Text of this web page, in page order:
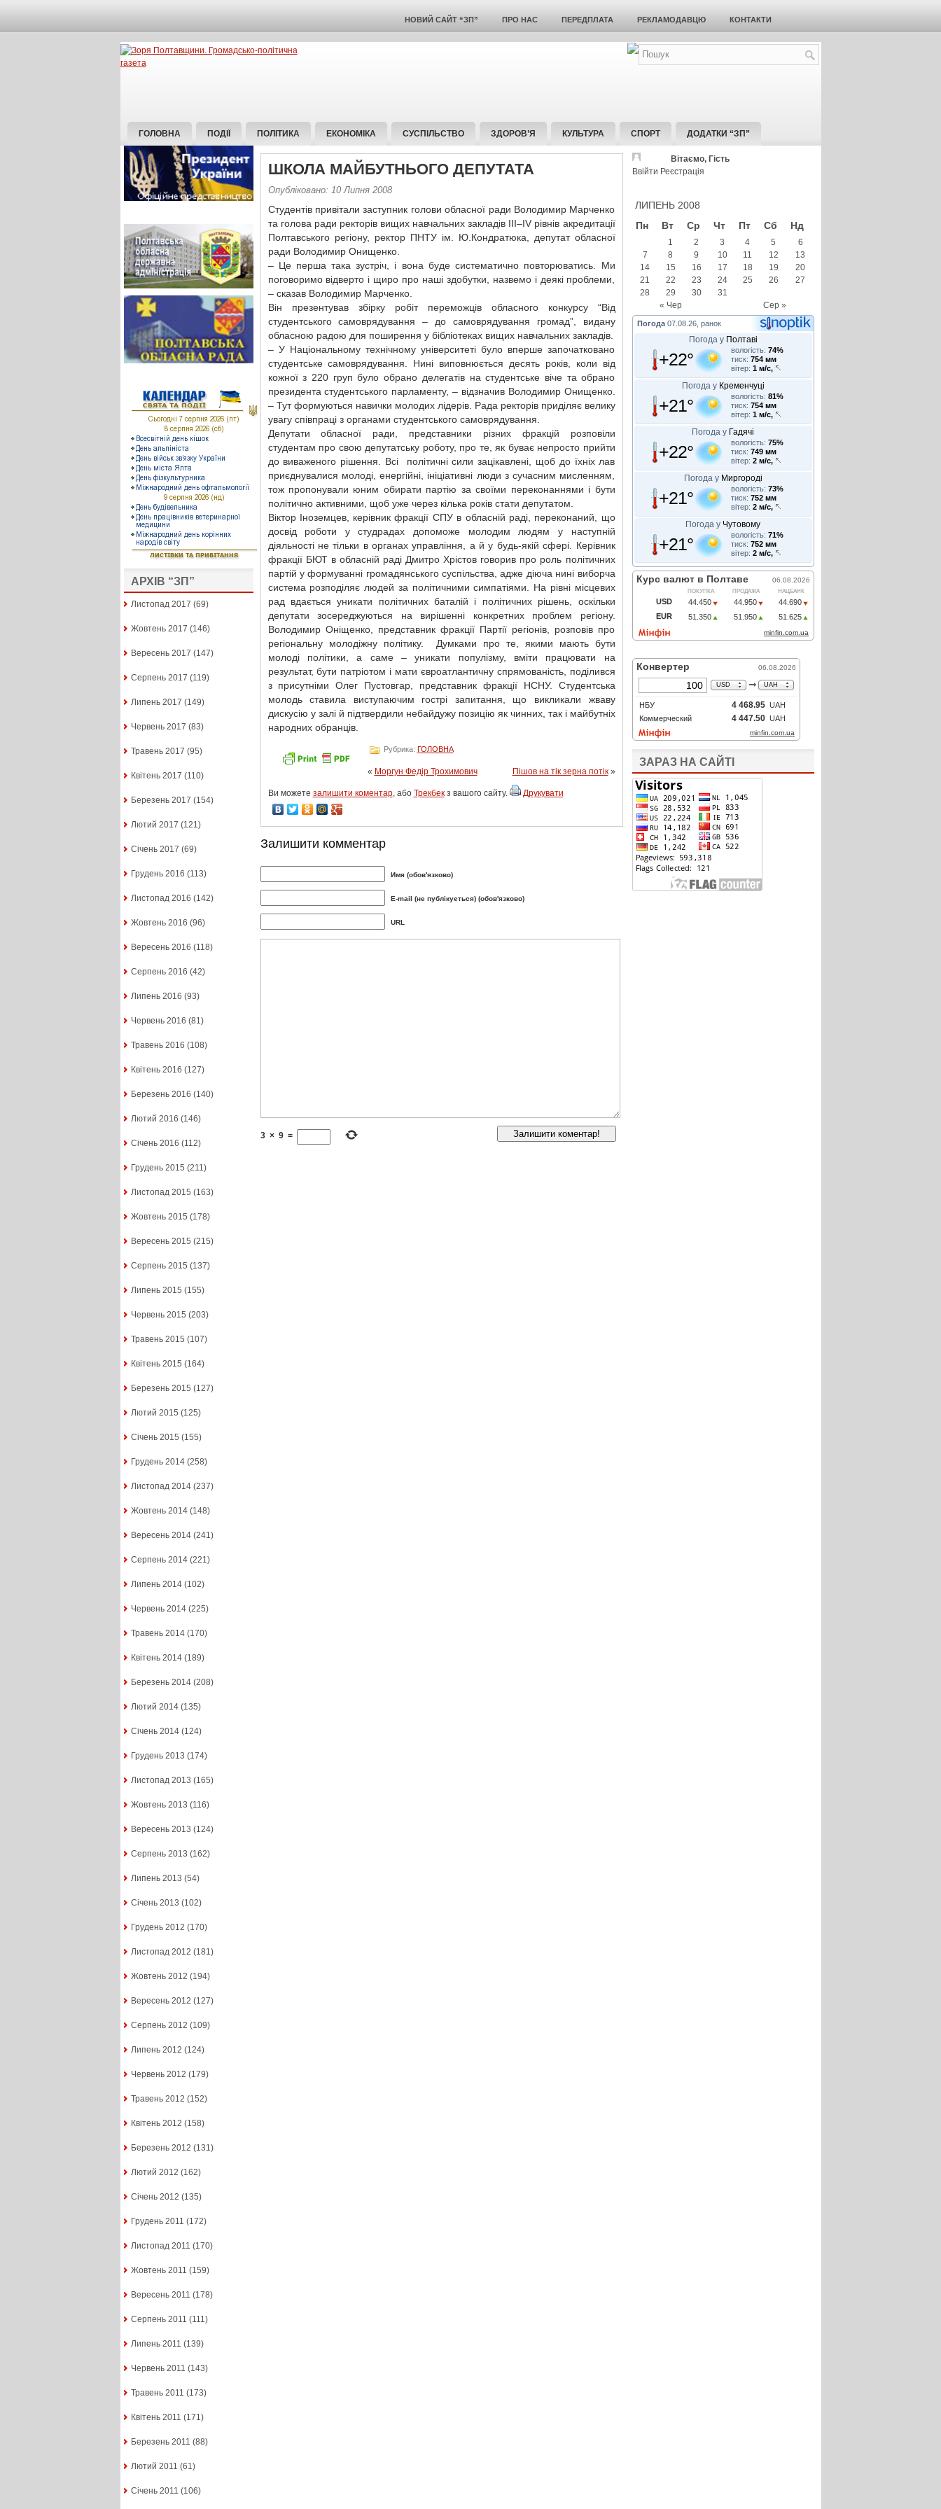
НОВИЙ САЙТ “ЗП” ПРО НАС ПЕРЕДПЛАТА РЕКЛАМОДАВЦЮ КОНТАКТИ
ГОЛОВНА ПОДІЇ ПОЛІТИКА ЕКОНОМІКА СУСПІЛЬСТВО ЗДОРОВ’Я КУЛЬТУРА СПОРТ ДОДАТКИ “ЗП”
АРХІВ “ЗП”
Листопад 2017 (69)
Жовтень 2017 (146)
Вересень 2017 (147)
Серпень 2017 (119)
Липень 2017 (149)
Червень 2017 (83)
Травень 2017 (95)
Квітень 2017 (110)
Березень 2017 (154)
Лютий 2017 (121)
Січень 2017 (69)
Грудень 2016 (113)
Листопад 2016 (142)
Жовтень 2016 (96)
Вересень 2016 (118)
Серпень 2016 (42)
Липень 2016 (93)
Червень 2016 (81)
Травень 2016 (108)
Квітень 2016 (127)
Березень 2016 (140)
Лютий 2016 (146)
Січень 2016 (112)
Грудень 2015 (211)
Листопад 2015 (163)
Жовтень 2015 (178)
Вересень 2015 (215)
Серпень 2015 (137)
Липень 2015 (155)
Червень 2015 (203)
Травень 2015 (107)
Квітень 2015 (164)
Березень 2015 (127)
Лютий 2015 (125)
Січень 2015 (155)
Грудень 2014(258)
Листопад 2014(237)
Жовтень 2014(148)
Вересень 2014(241)
Серпень 2014(221)
Липень 2014(102)
Червень 2014(225)
Травень 2014(170)
Квітень 2014(189)
Березень 2014(208)
Лютий 2014(135)
Січень 2014(124)
Грудень 2013 (174)
Листопад 2013 (165)
Жовтень 2013 (116)
Вересень 2013 (124)
Серпень 2013 (162)
Липень 2013 (54)
Січень 2013 (102)
Грудень 2012 (170)
Листопад 2012 (181)
Жовтень 2012 (194)
Вересень 2012 (127)
Серпень 2012 (109)
Липень 2012 (124)
Червень 2012 (179)
Травень 2012 (152)
Квітень 2012 (158)
Березень 2012 (131)
Лютий 2012 (162)
Січень 2012 (135)
Грудень 2011 (172)
Листопад 2011 (170)
Жовтень 2011 (159)
Вересень 2011 (178)
Серпень 2011 (111)
Липень 2011 (139)
Червень 2011 (143)
Травень 2011 (173)
Квітень 2011 (171)
Березень 2011 (88)
Лютий 2011 (61)
Січень 2011 (106)
ШКОЛА МАЙБУТНЬОГО ДЕПУТАТА
Опубліковано: 10 Липня 2008
Студентів привітали заступник голови обласної ради Володимир Марченко
та голова ради ректорів вищих навчальних закладів III–IV рівнів акредитації
Полтавського регіону, ректор ПНТУ ім. Ю.Кондратюка, депутат обласної
ради Володимир Онищенко.
– Це перша така зустріч, і вона буде систематично повторюватись. Ми
поговоримо відверто і щиро про наші здобутки, назвемо і деякі проблеми,
– сказав Володимир Марченко.
Він презентував збірку робіт переможців обласного конкурсу “Від
студентського самоврядування – до самоврядування громад”, видану
обласною радою для поширення у бібліотеках вищих навчальних закладів.
– У Національному технічному університеті було вперше започатковано
студентське самоврядування. Нині виповнюється десять років, коли від
кожної з 220 груп було обрано делегатів на студентське віче та обрано
президента студентського парламенту, – відзначив Володимир Онищенко.
– Тут формуються навички молодих лідерів. Рада ректорів приділяє велику
увагу співпраці з органами студентського самоврядування.
Депутати обласної ради, представники різних фракцій розповіли
студентам про свою депутатську роботу, про те, як буває непросто прийти
до виваженого рішення. Всі політичні сили зацікавлені, щоб до їхніх лав
приєднувалися молоді, енергійні, ініціативні люди з сучасним мисленням,
тож пропонували юним обирати партію за своїми переконаннями і бути
політично активними, щоб уже через кілька років стати депутатом.
Віктор Іноземцев, керівник фракції СПУ в обласній раді, переконаний, що
досвід роботи у студрадах допоможе молодим людям у наступній
діяльності не тільки в органах управління, а й у будь-якій сфері. Керівник
фракції БЮТ в обласній раді Дмитро Хрістов говорив про роль політичних
партій у формуванні громадянського суспільства, адже діюча нині виборча
система розподіляє людей за політичними симпатіями. На рівні місцевих
рад вдається уникати політичних баталій і політичних рішень, оскільки
депутати зосереджуються на вирішенні конкретних проблем регіону.
Володимир Оніщенко, представник фракції Партії регіонів, розповів про
регіональну молодіжну політику. Думками про те, якими мають бути
молоді політики, а саме – уникати популізму, вміти працювати на
результат, бути патріотом і мати євроатлантичну спрямованість, поділився
з присутніми Олег Пустовгар, представник фракції НСНУ. Студентська
молодь ставила виступаючим гострі запитання, що викликали жваву
дискусію у залі й підтвердили небайдужу позицію як чинних, так і майбутніх
народних обранців.
Рубрика: ГОЛОВНА
« Моргун Федір Трохимович Пішов на тік зерна потік»
Ви можете залишити коментар, або Трекбекз вашого сайту. Друкувати
Залишити комментар
Имя (обов'язково)
E-mail (не публікується) (обов'язково)
URL
3 × 9 =
Вітаємо, Гість
Ввійти Реєстрація
ЛИПЕНЬ 2008
Пн
Вт Ср Чт Пт Сб Нд
« Чер Сер »
1 2 3 4 5
6
7
8 9 10 11 12
13
14
15 16 17 18 19
20
21
22 23 24 25 26
27
28
29 30 31
Погода 07.08.26, ранок
Погода у Полтаві
+22° вологість: 74%
тиск: 754 мм
вітер: 1 м/с,
Погода у Кременчуці
+21° вологість: 81%
тиск: 754 мм
вітер: 1 м/с,
Погода у Гадячі
+22° вологість: 75%
тиск: 749 мм
вітер: 2 м/с,
Погода у Миргороді
+21° вологість: 73%
тиск: 752 мм
вітер: 2 м/с,
Погода у Чутовому
+21° вологість: 71%
тиск: 752 мм
вітер: 2 м/с,
ЗАРАЗ НА САЙТІ